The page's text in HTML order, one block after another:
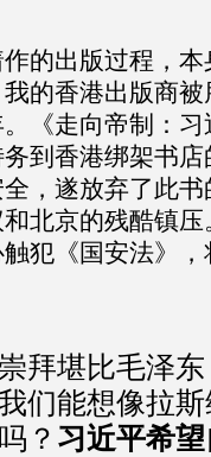
的出版过程，
我的香港出版商
《走向帝制：
到香港绑架书
，遂放弃了此
北京的残酷镇
犯《国安法》
拜堪比毛泽
们能想像拉
？ 习近平希